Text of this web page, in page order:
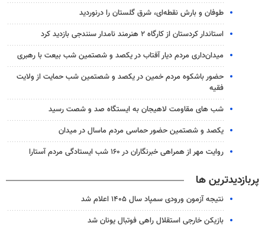
طوفان و بارش نقطه‌ای، شرق گلستان را درنوردید
استاندار کردستان از کارگاه ۲ هنرمند نامدار سنندجی بازدید کرد
میدان‌داری مردم دیار آفتاب در یکصد و شصتمین شب بیعت با رهبری
حضور باشکوه مردم خمین در یکصد و شصتمین شب حمایت از ولایت
فقیه
شب های مقاومت لاهیجان به ایستگاه صد و شصت رسید
یکصد و شصتمین حضور حماسی مردم ماسال در میدان
روایت مهر از همراهی خبرنگاران در ۱۶۰ شب ایستادگی مردم آستارا
پربازدیدترین ها
نتیجه آزمون ورودی سمپاد سال ۱۴۰۵ اعلام شد
بازیکن خارجی استقلال راهی فوتبال یونان شد